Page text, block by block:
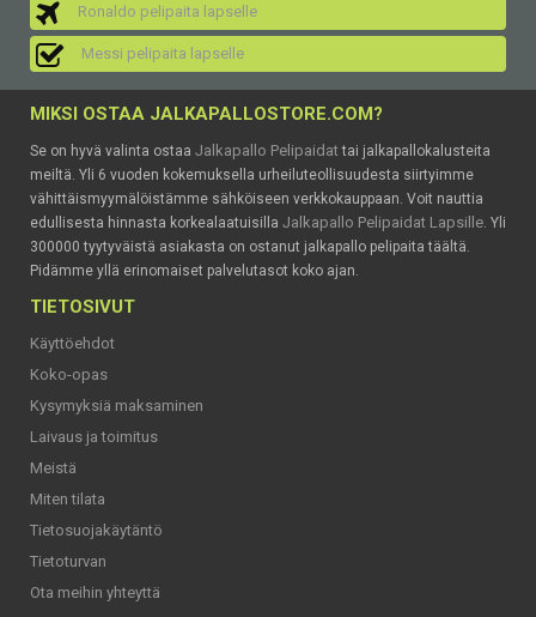
Ronaldo pelipaita lapselle
Messi pelipaita lapselle
MIKSI OSTAA JALKAPALLOSTORE.COM?
Se on hyvä valinta ostaa Jalkapallo Pelipaidattai jalkapallokalusteita
meiltä. Yli 6 vuoden kokemuksella urheiluteollisuudesta siirtyimme
vähittäismyymälöistämme sähköiseen verkkokauppaan. Voit nauttia
edullisesta hinnasta korkealaatuisilla Jalkapallo Pelipaidat Lapsille . Yli
300000 tyytyväistä asiakasta on ostanut jalkapallo pelipaita täältä.
Pidämme yllä erinomaiset palvelutasot koko ajan.
TIETOSIVUT
Käyttöehdot
Koko-opas
Kysymyksiä maksaminen
Laivaus ja toimitus
Meistä
Miten tilata
Tietosuojakäytäntö
Tietoturvan
Ota meihin yhteyttä